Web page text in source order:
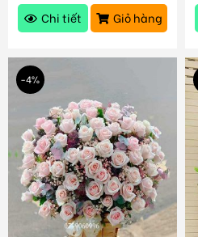
Chi tiết
Giỏ hàng
-4%